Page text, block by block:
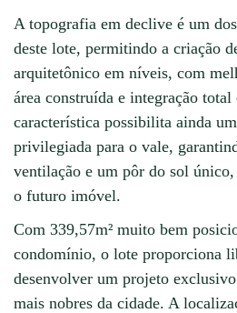
A topografia em declive é um
deste lote, permitindo a criação
arquitetônico em níveis, com
área construída e integração total
característica possibilita ainda
privilegiada para o vale,
ventilação e um pôr do sol
o futuro imóvel.
Com 339,57m² muito bem
condomínio, o lote proporciona
desenvolver um projeto
mais nobres da cidade. A